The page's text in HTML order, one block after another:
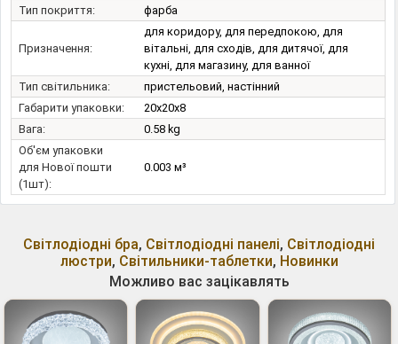
Тип покриття: фарба
Призначення:
для коридору, для передпокою, для
вітальні, для сходів, для дитячої, для
кухні, для магазину, для ванної
Тип світильника:
пристельовий, настінний
Габарити упаковки:
20x20x8
Вага:
0.58 kg
Об'єм упаковки
для Нової пошти
(1шт):
0.003 м³
Світлодіодні бра, Світлодіодні панелі, Світлодіодні
люстри, Світильники-таблетки, Новинки
Можливо вас зацікавлять